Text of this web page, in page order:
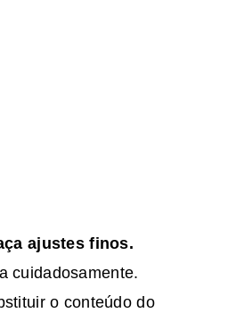
ajustes finos.
cuidadosamente.
o conteúdo do